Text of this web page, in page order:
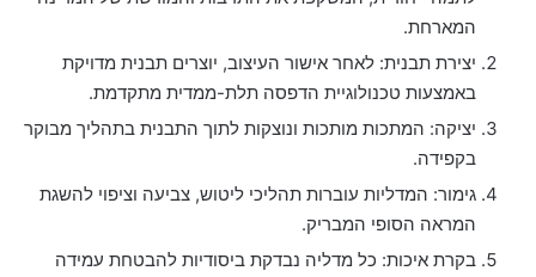
המארחת.
יצירת תבנית: לאחר אישור העיצוב, יוצרים תבנית מדויקת
באמצעות טכנולוגיית הדפסה תלת-ממדית מתקדמת.
יציקה: המתכות מותכות ונוצקות לתוך התבנית בתהליך מבוקר
בקפידה.
גימור: המדליות עוברות תהליכי ליטוש, צביעה וציפוי להשגת
המראה הסופי המבריק.
בקרת איכות: כל מדליה נבדקת ביסודיות להבטחת עמידה